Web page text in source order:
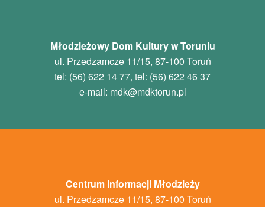
Młodzieżowy Dom Kultury w Toruniu
ul. Przedzamcze 11/15, 87-100 Toruń
tel: (56) 622 14 77, tel: (56) 622 46 37
e-mail: mdk@mdktorun.pl
Centrum Informacji Młodzieży
ul. Przedzamcze 11/15, 87-100 Toruń